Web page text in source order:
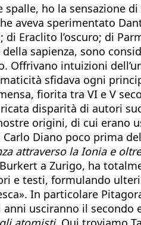
spalle, ho la sensazione
aveva sperimentato
di Eraclito l’oscuro; di
sapienza, sono
Offrivano intuizioni
sfidava ogni
fiorita tra VI e V
disparità di autori
origini, di cui erano
Diano poco prima
attraverso la Ionia e
a Zurigo, ha
e testi, formulando
In particolare
usciranno il secondo